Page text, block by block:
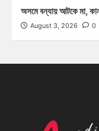
অসমে বন্যায় আটকে মা,
August 3, 2026 0